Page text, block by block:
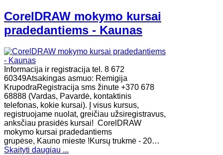
CorelDRAW mokymo kursai
pradedantiems - Kaunas
Informacija ir registracija tel. 8 672
60349Atsakingas asmuo: Remigija
KrupodraRegistracija sms žinute +370 678
68888 (Vardas, Pavardė, kontaktinis
telefonas, kokie kursai). Į visus kursus,
registruojame nuolat, greičiau užsiregistravus,
anksčiau prasidės kursai! CorelDRAW
mokymo kursai pradedantiems
grupėse, Kauno mieste !Kursų trukmė - 20…
Skaityti daugiau ...